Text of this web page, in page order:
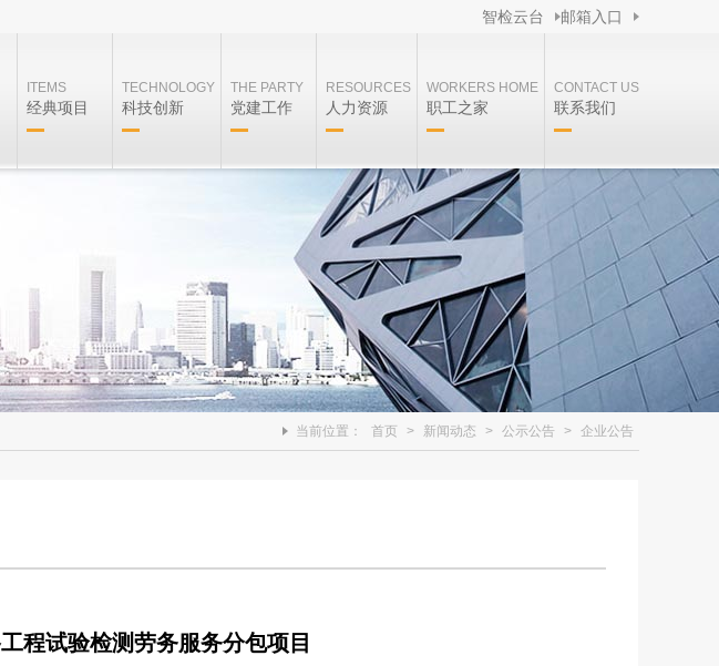
邮箱入口
智检云台
ITEMS
经典项目
TECHNOLOGY
科技创新
THE PARTY
党建工作
RESOURCES
人力资源
WORKERS HOME
职工之家
CONTACT US
联系我们
当前位置： 首页 > 新闻动态 > 公示公告 > 企业公告
程试验检测劳务服务分包项目